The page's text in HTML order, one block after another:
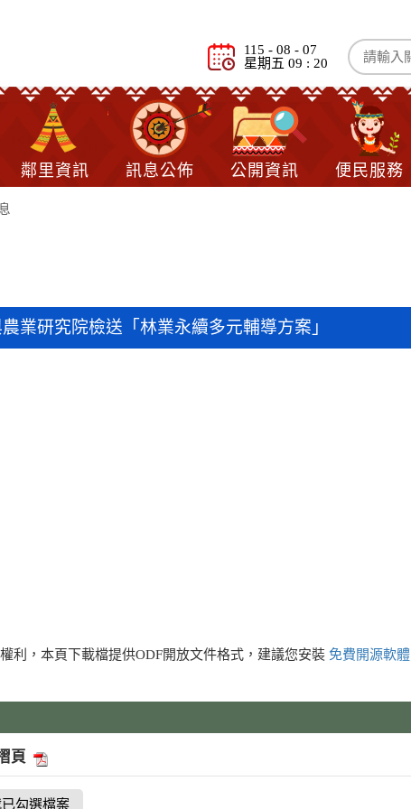
115 - 08 - 07
星期五 09 : 20
鄰里資訊 訊息公佈 公開資訊 便民服務
業研究院檢送「林業永續多元輔導方案」
利，本頁下載檔提供ODF開放文件格式，建議您安裝 免費開源軟體
頁
勾選檔案